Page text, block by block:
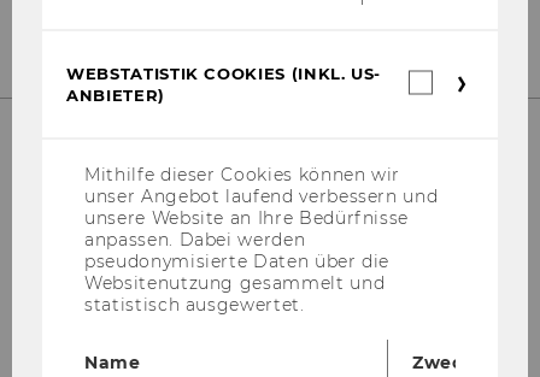
Welt­han­dels­platz 1
1020 Wien
Ös­ter­reich
Fon: +43-​1-31336-4679
Mail: biwi@wu.ac.at
WEBSTATISTIK COOKIES (INKL. US-
ANBIETER)
Mithilfe dieser Cookies können wir
unser Angebot laufend verbessern und
unsere Website an Ihre Bedürfnisse
anpassen. Dabei werden
pseudonymisierte Daten über die
Websitenutzung gesammelt und
statistisch ausgewertet.
Name
Zweck